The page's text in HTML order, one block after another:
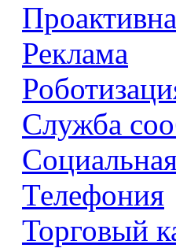
Реклама
Служба
Телефония
Торговый